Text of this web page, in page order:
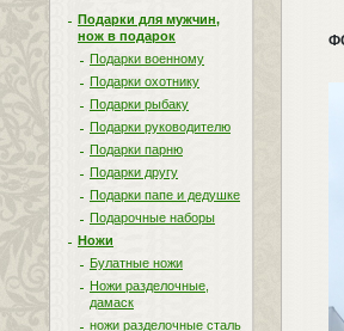
Подарки для мужчин,
нож в подарок
Подарки военному
Подарки охотнику
Подарки рыбаку
Подарки руководителю
Подарки парню
Подарки другу
Подарки папе и дедушке
Подарочные наборы
Ножи
Булатные ножи
Ножи разделочные,
дамаск
ножи разделочные сталь